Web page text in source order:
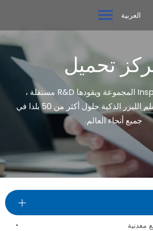
العربية
تحميل
بفخر التابعة Inspur المجموعة ويقودها R&D مستقلة ،
HWlEiC الليزر يسلم الليزر الذكية حلول أكثر من 50 بلدا في
جميع أنحاء العالم.
معدنية